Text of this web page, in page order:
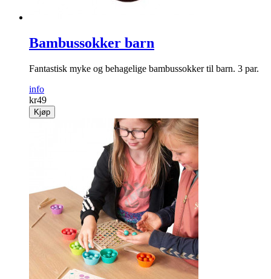
Bambussokker barn
Fantastisk myke og behagelige bambussokker til barn. 3 par.
info
kr49
Kjøp